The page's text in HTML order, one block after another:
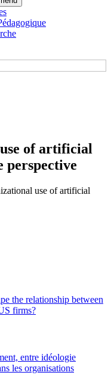
of artificial
perspective
use of artificial
the relationship between
firms?
entre idéologie
les organisations